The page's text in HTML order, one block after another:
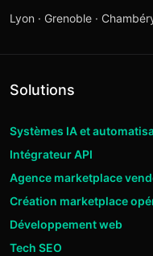
Lyon · Grenoble ·
Solutions
Systèmes IA et
Intégrateur API
Agence marketplace
Création marketplace
Développement web
Tech SEO